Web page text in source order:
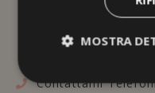
48100
Contattami
MOSTRA